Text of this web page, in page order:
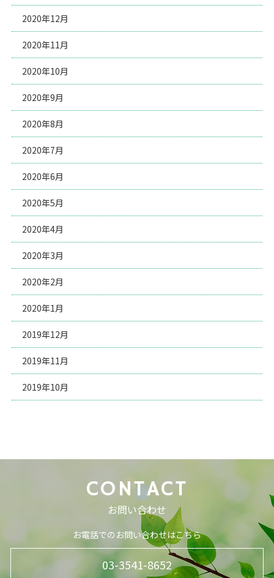
2020年12月
2020年11月
2020年10月
2020年9月
2020年8月
2020年7月
2020年6月
2020年5月
2020年4月
2020年3月
2020年2月
2020年1月
2019年12月
2019年11月
2019年10月
CONTACT
お問い合わせ
お電話でのお問い合わせはこちら
03-3541-8652